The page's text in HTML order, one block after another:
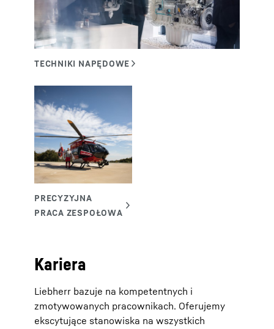
Kariera
Liebherr bazuje na kompetentnych i
zmotywowanych pracownikach. Oferujemy
ekscytujące stanowiska na wszystkich